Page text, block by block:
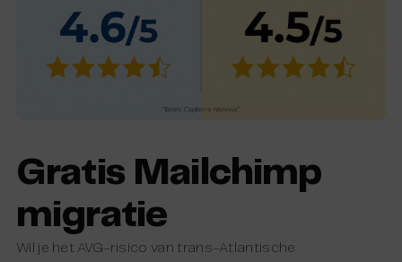
Gratis Mailchimp
migratie
Wil je het AVG-risico van trans-Atlantische